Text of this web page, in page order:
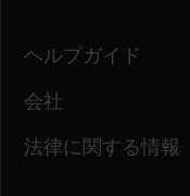
ヘルプガイド
会社
法律に関する情報